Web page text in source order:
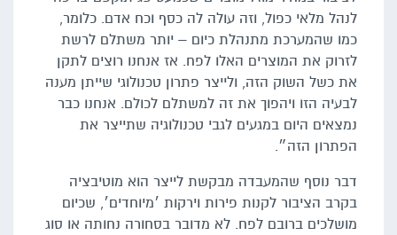
לנהל מלאי כפול, וזה עולה לה כסף וכח אדם. כלומר,
כמו שהמערכת מתנהלת כיום – יותר משתלם לרשת
לזרוק את המוצרים האלו לפח. אז אנחנו רוצים לתקן
את כשל השוק הזה, ולייצר פתרון טכנולוגי שייתן מענה
לבעיה הזו ויהפוך את זה למשתלם לכולם. אנחנו כבר
נמצאים היום במגעים לגבי טכנולוגיה שתייצר את
הפתרון הזה״.
דבר נוסף שהמעבדה מבקשת לייצר הוא מוטיבציה
בקרב הציבור לקנות פירות וירקות ׳מיוחדים׳, שכיום
מושלכים ברובם לפח. לא מדובר בסחורה נחותה או סוג